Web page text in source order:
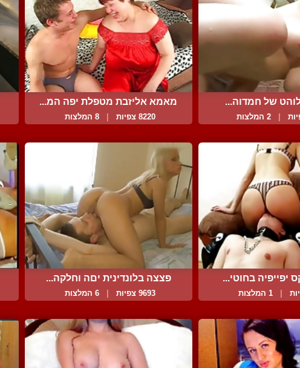
ולוהט של חמדוה...
| 2 המלצות
מאמא אליזבת מטפלת יפה המ...
8220 צפיות | 8 המלצות
יפייפיה בחוטי...
| 1 המלצות
פצצה בלונדינית יםה וחלקה...
9693 צפיות | 6 המלצות